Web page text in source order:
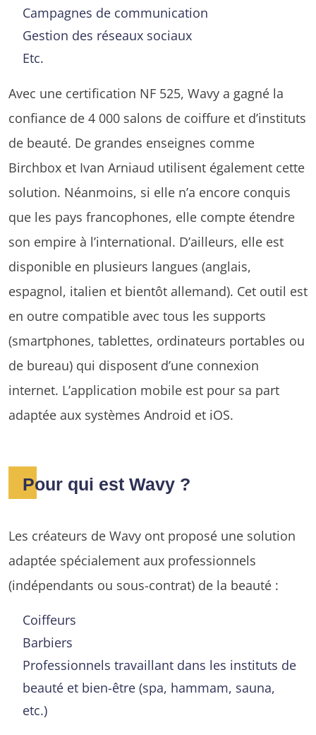
Campagnes de communication
Gestion des réseaux sociaux
Etc.
Avec une certification NF 525, Wavy a gagné la
confiance de 4 000 salons de coiffure et d’instituts
de beauté. De grandes enseignes comme
Birchbox et Ivan Arniaud utilisent également cette
solution. Néanmoins, si elle n’a encore conquis
que les pays francophones, elle compte étendre
son empire à l’international. D’ailleurs, elle est
disponible en plusieurs langues (anglais,
espagnol, italien et bientôt allemand). Cet outil est
en outre compatible avec tous les supports
(smartphones, tablettes, ordinateurs portables ou
de bureau) qui disposent d’une connexion
internet. L’application mobile est pour sa part
adaptée aux systèmes Android et iOS.
Pour qui est Wavy ?
Les créateurs de Wavy ont proposé une solution
adaptée spécialement aux professionnels
(indépendants ou sous-contrat) de la beauté :
Coiffeurs
Barbiers
Professionnels travaillant dans les instituts de
beauté et bien-être (spa, hammam, sauna,
etc.)